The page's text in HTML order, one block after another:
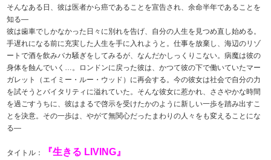
そんなある日、彼は医者から癌であることを宣告され、余命半年であることを
知る―
彼は歯車でしかなかった日々に別れを告げ、自分の人生を見つめ直し始める。
手遅れになる前に充実した人生を手に入れようと。仕事を放棄し、海辺のリゾ
ートで酒を飲みバカ騒ぎをしてみるが、なんだかしっくりこない。病魔は彼の
身体を蝕んでいく…。ロンドンに戻った彼は、かつて彼の下で働いていたマー
ガレット（エイミー・ルー・ウッド）に再会する。今の彼女は社会で自分の力
を試そうとバイタリティに溢れていた。そんな彼女に惹かれ、ささやかな時間
を過ごすうちに、彼はまるで啓示を受けたかのように新しい一歩を踏み出すこ
とを決意。その一歩は、やがて無関心だったまわりの人々をも変えることにな
る―
タイトル： 『生きる LIVING』